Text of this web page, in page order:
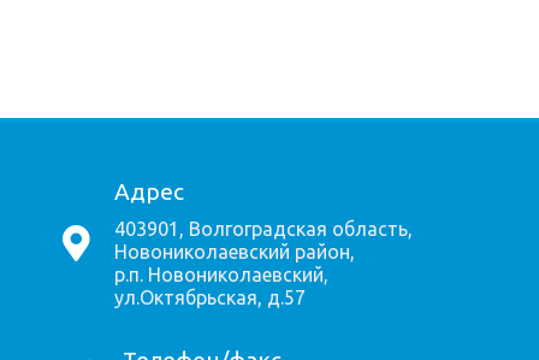
Адрес
403901, Волгоградская область,
Новониколаевский район,
р.п. Новониколаевский,
ул.Октябрьская, д.57